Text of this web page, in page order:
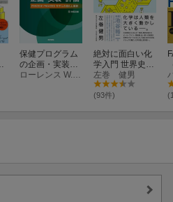
保健プログラム
の企画・実装・
評価
絶対に面白い化
学入門 世界史は
化学でできてい
る
左巻 健男
(93件)